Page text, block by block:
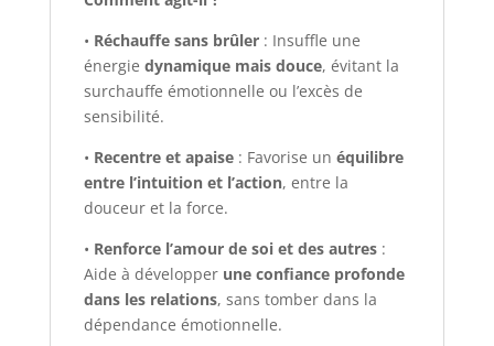
• Réchauffe sans brûler: Insuffle une
énergie dynamique mais douce, évitant la
surchauffe émotionnelle ou l’excès de
sensibilité.
• Recentre et apaise: Favorise un équilibre
entre l’intuition et l’action, entre la
douceur et la force.
• Renforce l’amour de soi et des autres:
Aide à développer une confiance profonde
dans les relations, sans tomber dans la
dépendance émotionnelle.